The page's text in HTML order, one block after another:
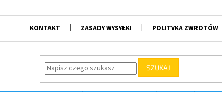
KONTAKT ZASADY WYSYŁKI POLITYKA ZWROTÓW
SZUKAJ